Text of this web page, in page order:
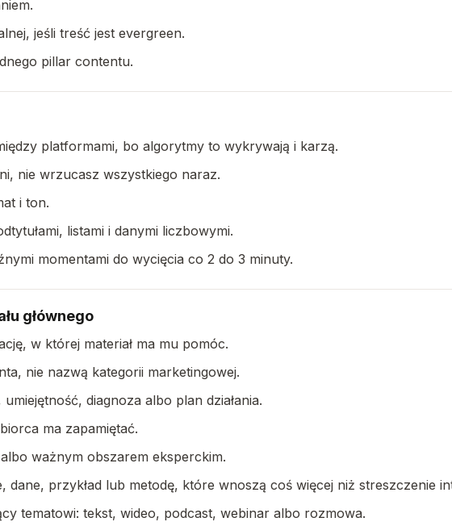
jeśli treść jest evergreen.
pillar contentu.
platformami, bo algorytmy to wykrywają i karzą.
nie wrzucasz wszystkiego naraz.
i ton.
listami i danymi liczbowymi.
momentami do wycięcia co 2 do 3 minuty.
głównego
w której materiał ma mu pomóc.
nie nazwą kategorii marketingowej.
diagnoza albo plan działania.
ma zapamiętać.
ważnym obszarem eksperckim.
dane, przykład lub metodę, które wnoszą coś więcej niż streszczenie
tematowi: tekst, wideo, podcast, webinar albo rozmowa.